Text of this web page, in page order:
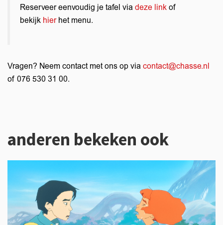
Reserveer eenvoudig je tafel via deze link of
bekijk hierhet menu.
Vragen? Neem contact met ons op via contact@chasse.nl
of 076 530 31 00.
anderen bekeken ook